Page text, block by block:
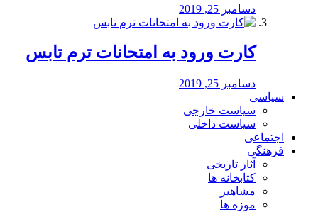
دسامبر 25, 2019
کارت ورود به امتحانات ترم تابس
دسامبر 25, 2019
سیاسی
سیاست خارجی
سیاست داخلی
اجتماعی
فرهنگی
آثار تاریخی
کتابخانه ها
مشاهیر
موزه ها